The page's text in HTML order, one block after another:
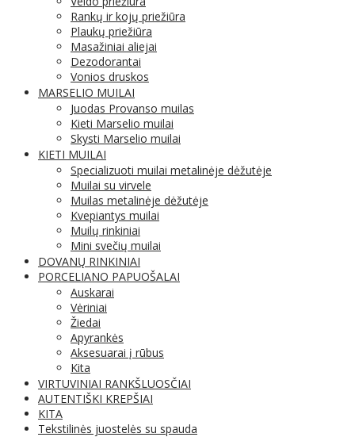
Rankų ir kojų priežiūra
Plaukų priežiūra
Masažiniai aliejai
Dezodorantai
Vonios druskos
MARSELIO MUILAI
Juodas Provanso muilas
Kieti Marselio muilai
Skysti Marselio muilai
KIETI MUILAI
Specializuoti muilai metalinėje dėžutėje
Muilai su virvele
Muilas metalinėje dėžutėje
Kvepiantys muilai
Muilų rinkiniai
Mini svečių muilai
DOVANŲ RINKINIAI
PORCELIANO PAPUOŠALAI
Auskarai
Vėriniai
Žiedai
Apyrankės
Aksesuarai į rūbus
Kita
VIRTUVINIAI RANKŠLUOSČIAI
AUTENTIŠKI KREPŠIAI
KITA
Tekstilinės juostelės su spauda